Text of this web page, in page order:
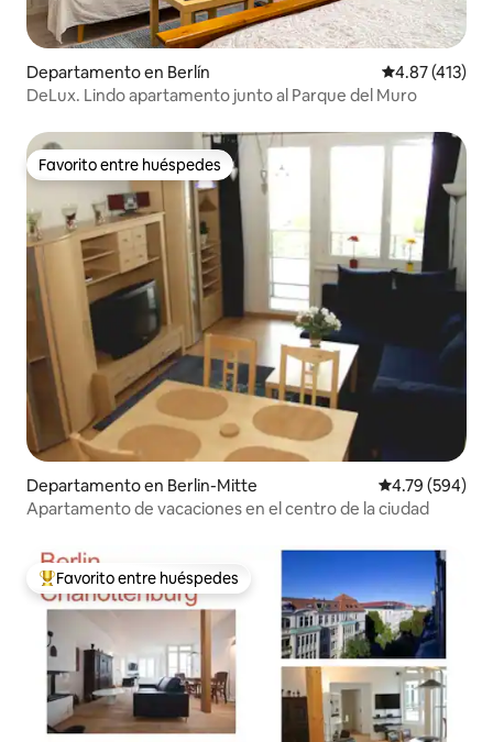
Departamento en Berlín Calificación
4.87 (413)
DeLux. Lindo apartamento junto al Parque del Muro
Favorito entre huéspedes
Favorito entre huéspedes
Departamento en Berlin-Mitte Calificación
4.79 (594)
Apartamento de vacaciones en el centro de la ciudad
De los mejores en Favorito entre huéspedes
Favorito entre huéspedes